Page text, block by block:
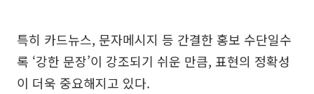
특히 카드뉴스, 문자메시지 등 간결한 홍보 수단일수
록 ‘강한 문장’이 강조되기 쉬운 만큼, 표현의 정확성
이 더욱 중요해지고 있다.